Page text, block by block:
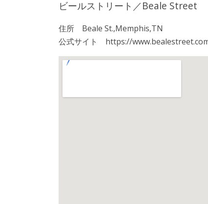
ビールストリート／Beale Street
住所 Beale St.,Memphis,TN
公式サイト https://